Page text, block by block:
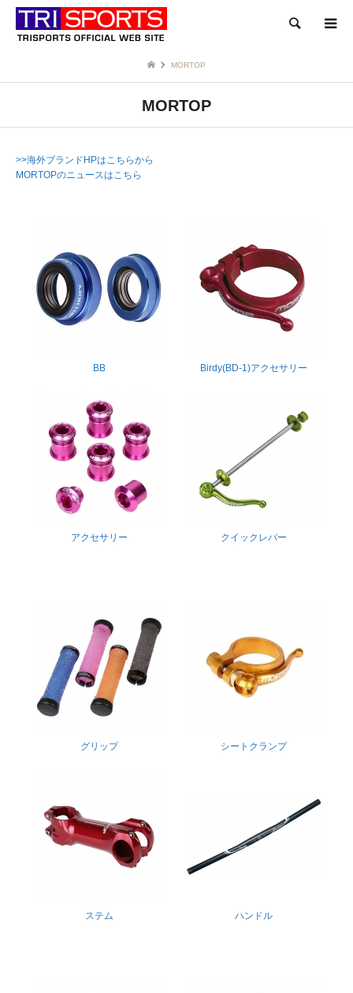
検索
MORTOP
MORTOP
>>海外ブランドHPはこちらから
MORTOPのニュースはこちら
BB Birdy(BD-1)アクセサリー
アクセサリー クイックレバー
グリップ シートクランプ
ステム ハンドル